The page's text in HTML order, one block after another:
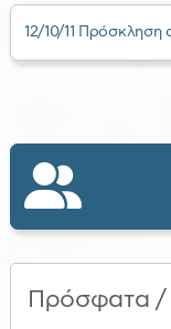
12/10/11 Πρόσκληση
Πρόσφατα /